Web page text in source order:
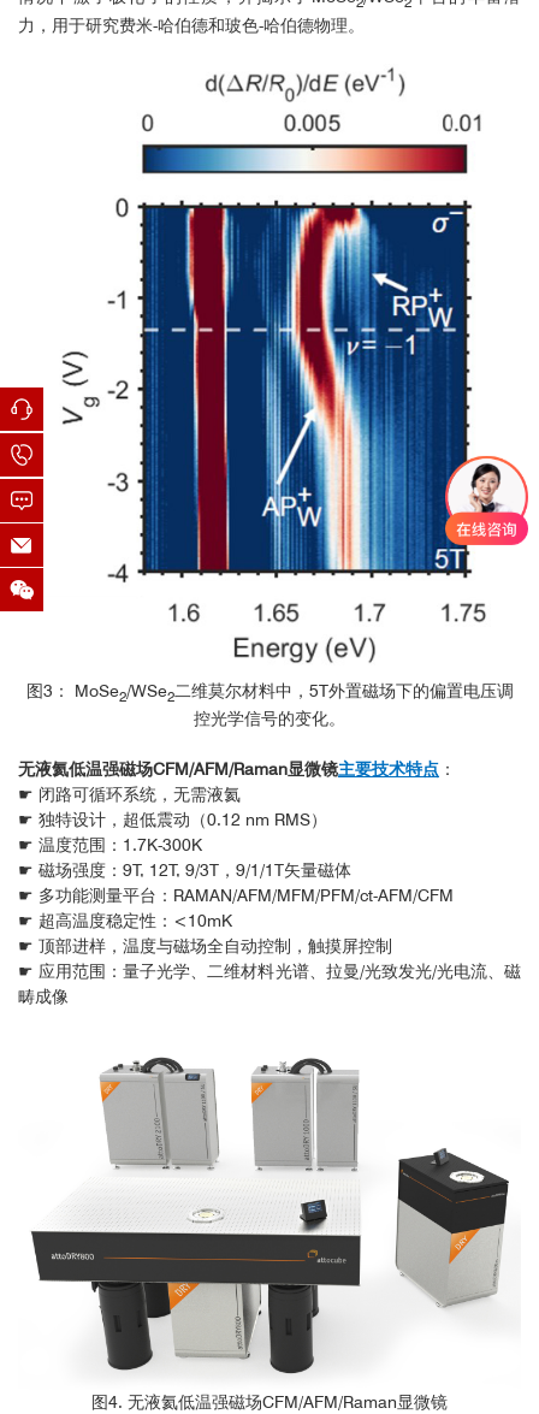
力，用于研究费米-哈伯德和玻色-哈伯德物理。
图3： MoSe2/WSe2二维莫尔材料中，5T外置磁场下的偏置电压调
控光学信号的变化。
无液氦低温强磁场CFM/AFM/Raman显微镜主要技术特点 ：
☛ 闭路可循环系统，无需液氦
☛ 独特设计，超低震动（0.12 nm RMS）
☛ 温度范围：1.7K-300K
☛ 磁场强度：9T, 12T, 9/3T，9/1/1T矢量磁体
☛ 多功能测量平台：RAMAN/AFM/MFM/PFM/ct-AFM/CFM
☛ 超高温度稳定性：<10mK
☛ 顶部进样，温度与磁场全自动控制，触摸屏控制
☛ 应用范围：量子光学、二维材料光谱、拉曼/光致发光/光电流、磁
畴成像
图4. 无液氦低温强磁场CFM/AFM/Raman显微镜